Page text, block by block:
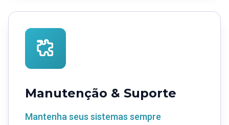
Manutenção & Suporte
Mantenha seus sistemas sempre